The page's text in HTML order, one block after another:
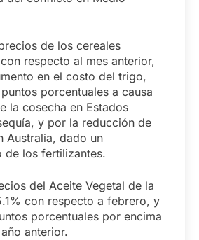
de los cereales
respecto al mes anterior,
en el costo del trigo,
porcentuales a causa
la cosecha en Estados
y por la reducción de
Australia, dado un
de los fertilizantes.
del Aceite Vegetal de la
con respecto a febrero, y
porcentuales por encima
anterior.